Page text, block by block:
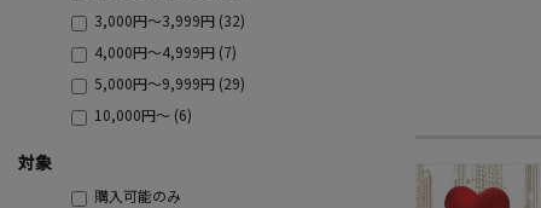
3,000円～3,999円 (32)
4,000円～4,999円 (7)
5,000円～9,999円 (29)
10,000円～ (6)
対象
購入可能のみ